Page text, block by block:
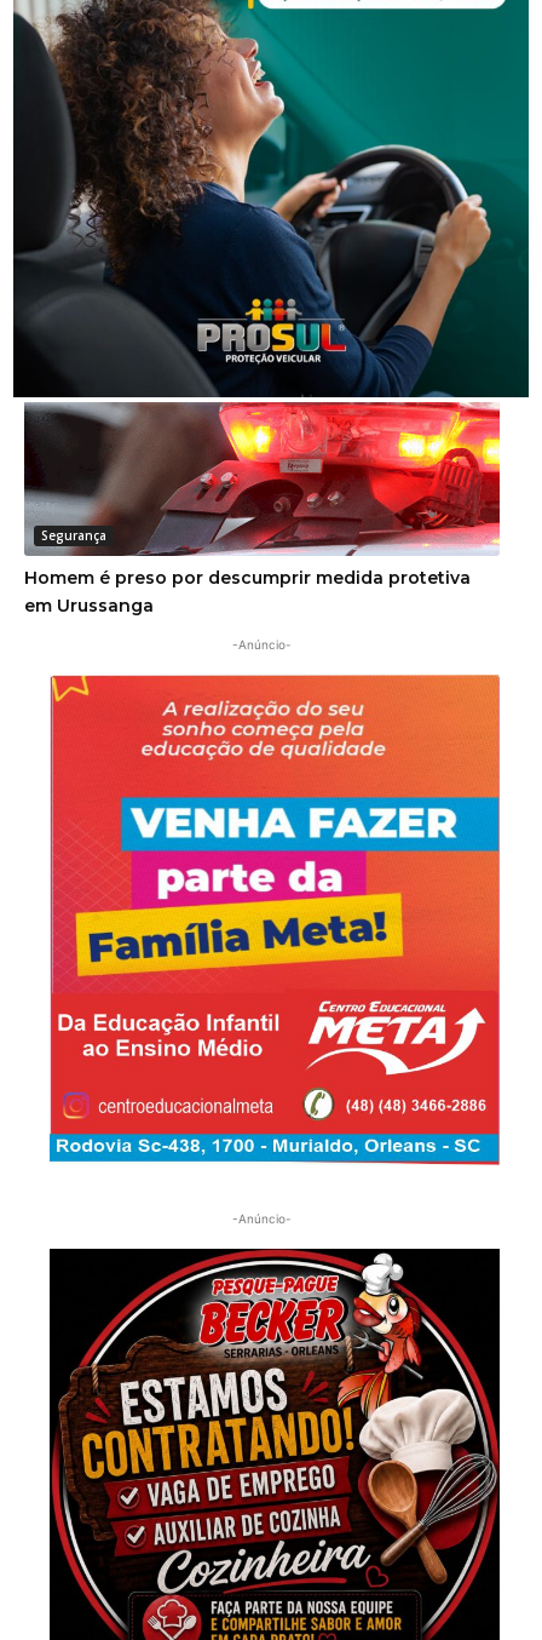
Segurança
Justiça condena dupla por golpe da falsa
adolescente e manda devolver R$ 20 mil
Segurança
Homem é preso por descumprir medida protetiva
em Urussanga
-Anúncio-
-Anúncio-